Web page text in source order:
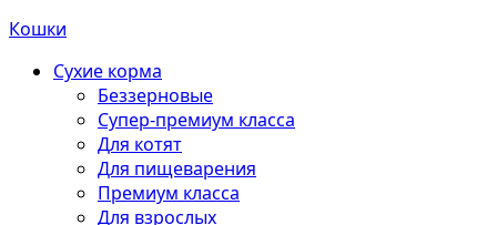
Кошки
Сухие корма
Беззерновые
Супер-премиум класса
Для котят
Для пищеварения
Премиум класса
Для взрослых